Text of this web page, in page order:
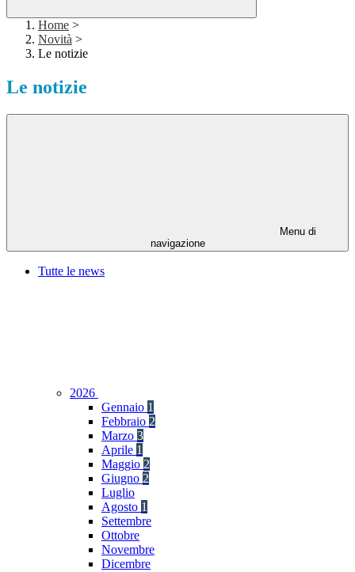
Home >
Novità >
Le notizie
Le notizie
Menu di
navigazione
Tutte le news
2026
Gennaio 1
Febbraio 2
Marzo 3
Aprile 1
Maggio 2
Giugno 2
Luglio
Agosto 1
Settembre
Ottobre
Novembre
Dicembre